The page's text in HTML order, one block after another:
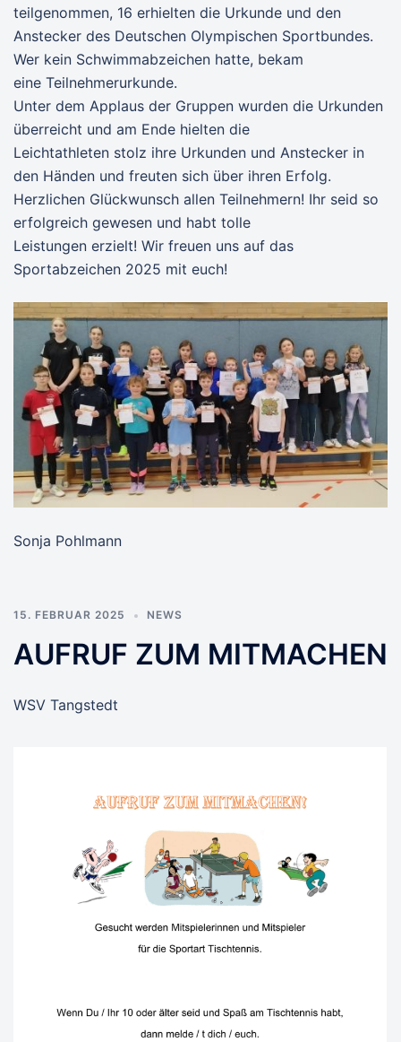
teilgenommen, 16 erhielten die Urkunde und den
Anstecker des Deutschen Olympischen Sportbundes.
Wer kein Schwimmabzeichen hatte, bekam
eine Teilnehmerurkunde.
Unter dem Applaus der Gruppen wurden die Urkunden
überreicht und am Ende hielten die
Leichtathleten stolz ihre Urkunden und Anstecker in
den Händen und freuten sich über ihren Erfolg.
Herzlichen Glückwunsch allen Teilnehmern! Ihr seid so
erfolgreich gewesen und habt tolle
Leistungen erzielt! Wir freuen uns auf das
Sportabzeichen 2025 mit euch!
Sonja Pohlmann
15. FEBRUAR 2025 NEWS
AUFRUF ZUM MITMACHEN
WSV Tangstedt